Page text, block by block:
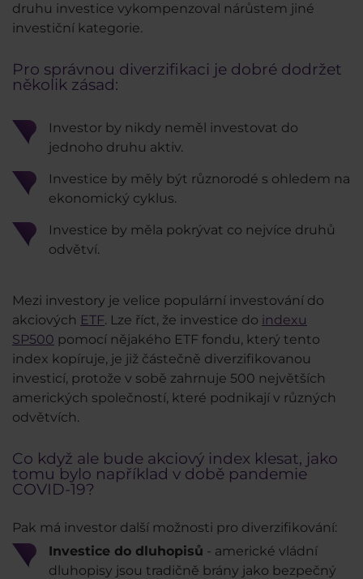
druhu investice vykompenzoval nárůstem jiné
investiční kategorie.
Pro správnou diverzifikaci je dobré dodržet
několik zásad:
Investor by nikdy neměl investovat do
jednoho druhu aktiv.
Investice by měly být různorodé s ohledem na
ekonomický cyklus.
Investice by měla pokrývat co nejvíce druhů
odvětví.
Mezi investory je velice populární investování do
akciových ETF. Lze říct, že investice do indexu
SP500 pomocí nějakého ETF fondu, který tento
index kopíruje, je již částečně diverzifikovanou
investicí, protože v sobě zahrnuje 500 největších
amerických společností, které podnikají v různých
odvětvích.
Co když ale bude akciový index klesat, jako
tomu bylo například v době pandemie
COVID-19?
Pak má investor další možnosti pro diverzifikování:
Investice do dluhopisů - americké vládní
dluhopisy jsou tradičně brány jako bezpečný